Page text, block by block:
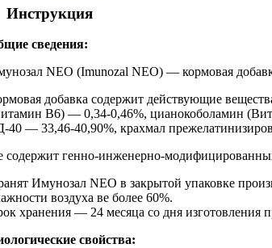
Инструкция
сведения:
NEO (Imunozal NEO) — кормовая
добавка содержит действующие
В6) — 0,34-0,46%, цианокоболамин
40 — 33,46-40,90%, крахмал
содержит генно-инженерно-
Имунозал NEO в закрытой упаковке
воздуха ве более 60%.
хранения — 24 месяца со дня изготовления
свойства: